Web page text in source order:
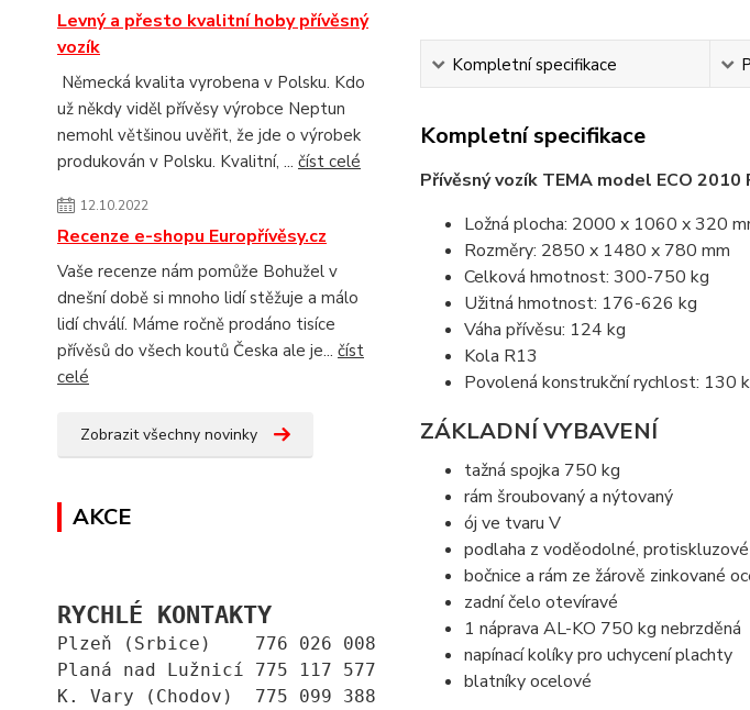
Levný a přesto kvalitní hoby přívěsný
vozík
Německá kvalita vyrobena v Polsku. Kdo
už někdy viděl přívěsy výrobce Neptun
nemohl většinou uvěřit, že jde o výrobek
produkován v Polsku. Kvalitní, ... číst celé
12.10.2022
Recenze e-shopu Europřívěsy.cz
Vaše recenze nám pomůže Bohužel v
dnešní době si mnoho lidí stěžuje a málo
lidí chválí. Máme ročně prodáno tisíce
přívěsů do všech koutů Česka ale je... číst
celé
Zobrazit všechny novinky
AKCE
RYCHLÉ KONTAKTY
Plzeň (Srbice)    776 026 008
Planá nad Lužnicí 775 117 577
K. Vary (Chodov)  775 099 388
Kompletní specifikace
Kompletní specifikace
Přívěsný vozík TEMA model ECO 2010
Ložná plocha: 2000 x 1060 x 320
Rozměry: 2850 x 1480 x 780 mm
Celková hmotnost: 300-750 kg
Užitná hmotnost: 176-626 kg
Váha přívěsu: 124 kg
Kola R13
Povolená konstrukční rychlost: 130
ZÁKLADNÍ VYBAVENÍ
tažná spojka 750 kg
rám šroubovaný a nýtovaný
ój ve tvaru V
podlaha z voděodolné,
bočnice a rám ze žárově zinkované
zadní čelo otevíravé
1 náprava AL-KO 750 kg nebrzděná
napínací kolíky pro uchycení plachty
blatníky ocelové